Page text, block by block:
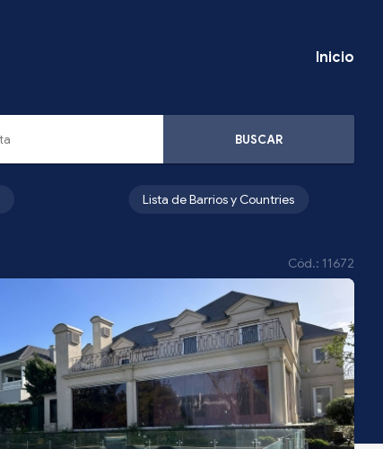
Inicio
BUSCAR
Lista de Barrios y Countries
Cód.: 11672